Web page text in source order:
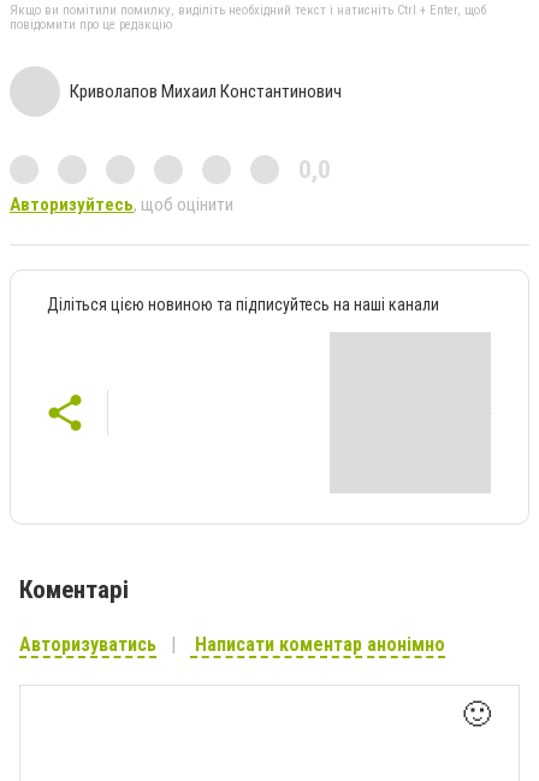
Якщо ви помітили помилку, виділіть необхідний текст і натисніть Ctrl + Enter, щоб
повідомити про це редакцію
Криволапов Михаил Константинович
0,0
Авторизуйтесь, щоб оцінити
Діліться цією новиною та підписуйтесь на наші канали
Коментарі
Авторизуватись Написати коментар анонімно
🙂